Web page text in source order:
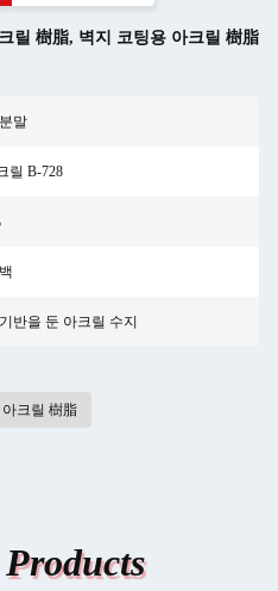
릴 樹脂, 벽지 코팅용 아크릴 樹脂
말
릴 B-728
반을 둔 아크릴 수지
크릴 樹脂